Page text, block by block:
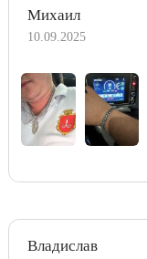
Михаил
10.09.2025
Владислав